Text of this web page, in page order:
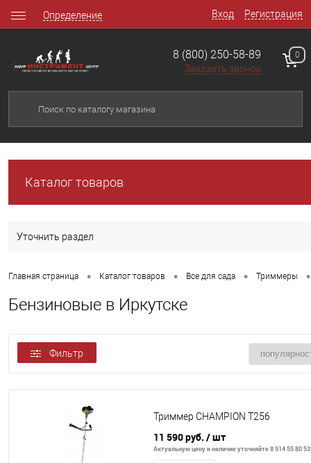
Вход Регистрация
Определение
8 (800) 250-58-89
Заказать звонок
0
Каталог товаров
Уточнить раздел
Главная страница • Каталог товаров • Все для сада • Триммеры •
Бензиновые в Иркутске
Фильтр
Триммер CHAMPION Т256
11 590 руб. / шт
Актуальную цену и наличие уточняйте 8 914 55 80